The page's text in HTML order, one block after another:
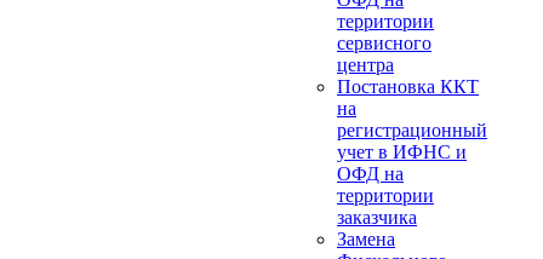
территории
сервисного
центра
Постановка ККТ
на
регистрационный
учет в ИФНС и
ОФД на
территории
заказчика
Замена